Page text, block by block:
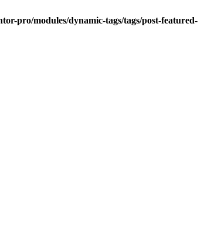
pro/modules/dynamic-tags/tags/post-featured-